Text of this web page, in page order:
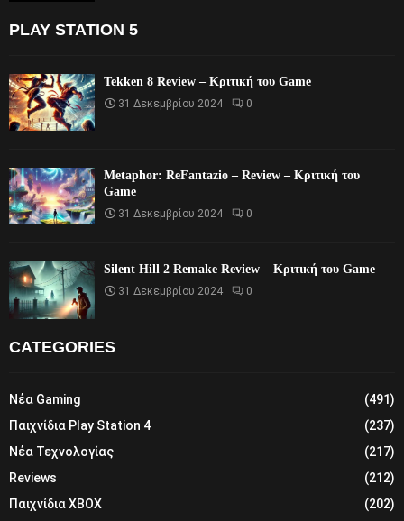
PLAY STATION 5
Tekken 8 Review – Κριτική του Game
31 Δεκεμβρίου 2024 0
Metaphor: ReFantazio – Review – Κριτική του
Game
31 Δεκεμβρίου 2024 0
Silent Hill 2 Remake Review – Κριτική του Game
31 Δεκεμβρίου 2024 0
CATEGORIES
Νέα Gaming
(491)
Παιχνίδια Play Station 4
(237)
Νέα Τεχνολογίας
(217)
Reviews
(212)
Παιχνίδια XBOX
(202)